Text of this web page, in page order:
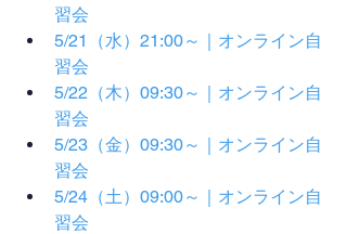
習会
5/21（水）21:00～｜オンライン自
習会
5/22（木）09:30～｜オンライン自
習会
5/23（金）09:30～｜オンライン自
習会
5/24（土）09:00～｜オンライン自
習会